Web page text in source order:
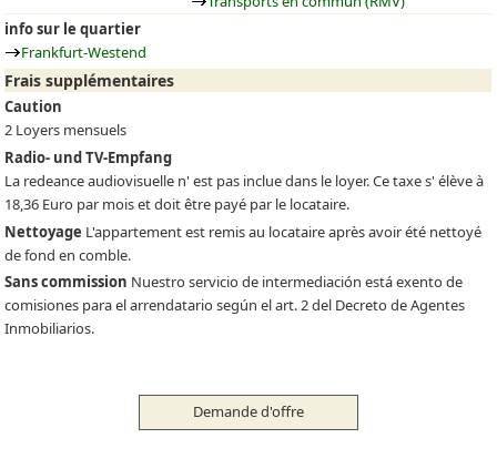
info sur le quartier
Frankfurt-Westend
Frais supplémentaires
Caution
2 Loyers mensuels
Radio- und TV-Empfang
La redeance audiovisuelle n' est pas inclue dans le loyer. Ce taxe s' élève à
18,36 Euro par mois et doit être payé par le locataire.
Nettoyage L'appartement est remis au locataire après avoir été nettoyé
de fond en comble.
Sans commission Nuestro servicio de intermediación está exento de
comisiones para el arrendatario según el art. 2 del Decreto de Agentes
Inmobiliarios.
Demande d'offre